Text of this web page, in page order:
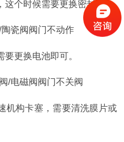
这个时候需要更换密封圈。
瓷阀阀门不动作
更换电池即可。
/电磁阀阀门不关阀
机构卡塞，需要清洗膜片或